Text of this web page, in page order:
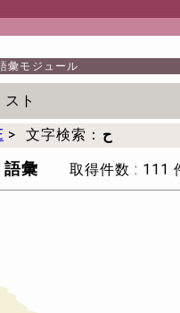
彙モジュール
ト
> 文字検索： ح
彙 取得件数 : 111